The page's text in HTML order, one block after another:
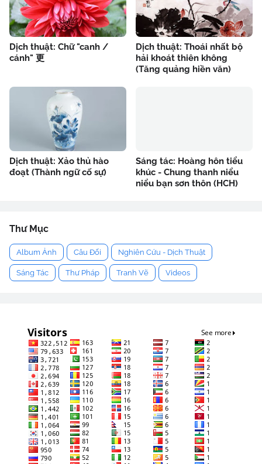
Dịch thuật: Chữ "canh /
cánh" 更
Dịch thuật: Thoái nhất bộ
hải khoát thiên không
(Tăng quảng hiền văn)
Dịch thuật: Xảo thủ hào
đoạt (Thành ngữ cố sự)
Sáng tác: Hoàng hôn tiểu
khúc - Chung thanh niểu
niểu bạn sơn thôn (HCH)
Thư Mục
Album Ảnh Câu Đối Nghiên Cứu - Dịch Thuật
Sáng Tác Thư Pháp Tranh Vẽ Videos